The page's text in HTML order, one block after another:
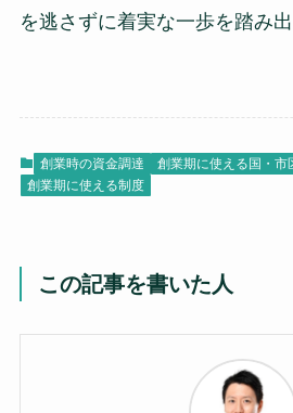
を逃さずに着実な一歩を踏み出
創業時の資金調達
創業期に使える国・市
創業期に使える制度
この記事を書いた人